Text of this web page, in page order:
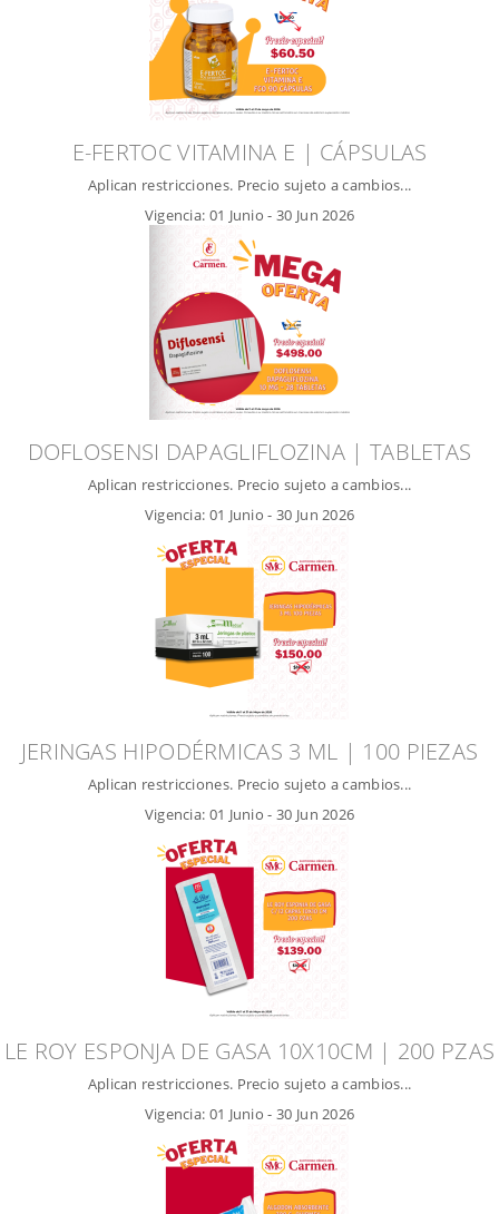
E-FERTOC VITAMINA E | CÁPSULAS
Aplican restricciones. Precio sujeto a cambios...
Vigencia: 01 Junio - 30 Jun 2026
DOFLOSENSI DAPAGLIFLOZINA | TABLETAS
Aplican restricciones. Precio sujeto a cambios...
Vigencia: 01 Junio - 30 Jun 2026
JERINGAS HIPODÉRMICAS 3 ML | 100 PIEZAS
Aplican restricciones. Precio sujeto a cambios...
Vigencia: 01 Junio - 30 Jun 2026
LE ROY ESPONJA DE GASA 10X10CM | 200 PZAS
Aplican restricciones. Precio sujeto a cambios...
Vigencia: 01 Junio - 30 Jun 2026